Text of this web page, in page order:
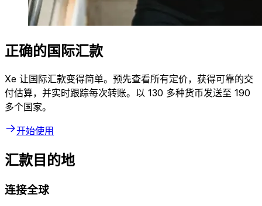
正确的国际汇款
Xe 让国际汇款变得简单。预先查看所有定价，获得可靠的交
付估算，并实时跟踪每次转账。以 130 多种货币发送至 190
多个国家。
开始使用
汇款目的地
连接全球